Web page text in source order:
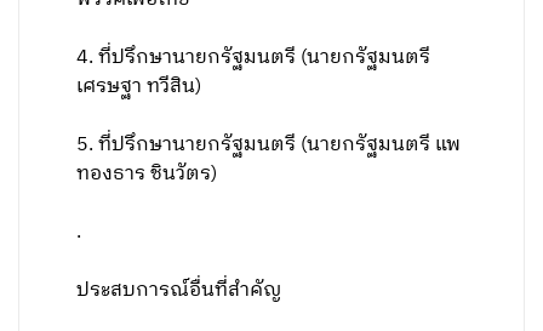
4. ที่ปรึกษานายกรัฐมนตรี (นายกรัฐมนตรี
เศรษฐา ทวีสิน)
5. ที่ปรึกษานายกรัฐมนตรี (นายกรัฐมนตรี แพ
ทองธาร ชินวัตร)
.
ประสบการณ์อื่นที่สำคัญ